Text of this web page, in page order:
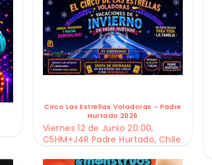
Circo Las Estrellas Voladoras - Padre
Hurtado 2026
Viernes 12 de Junio 20:00,
C5HM+J4R Padre Hurtado, Chile